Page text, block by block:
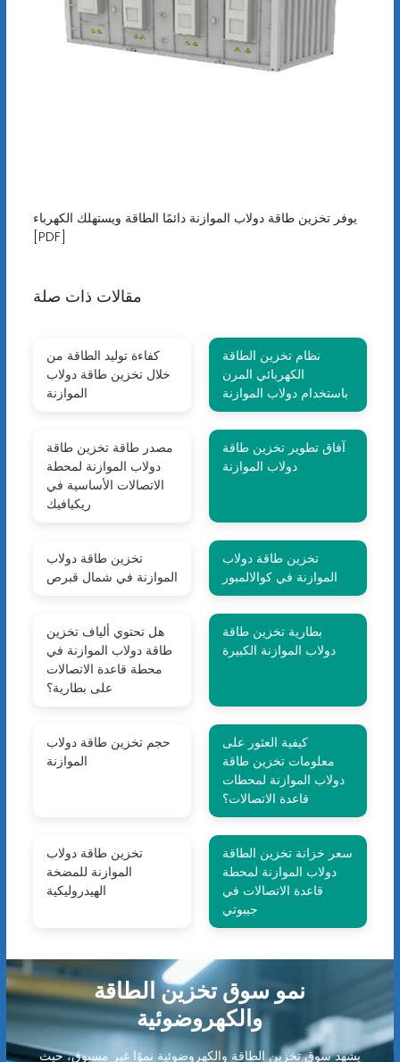
يوفر تخزين طاقة دولاب الموازنة دائمًا الطاقة ويستهلك الكهرباء
[PDF]
مقالات ذات صلة
كفاءة توليد الطاقة من
خلال تخزين طاقة دولاب
الموازنة
نظام تخزين الطاقة
الكهربائي المرن
باستخدام دولاب الموازنة
مصدر طاقة تخزين طاقة
دولاب الموازنة لمحطة
الاتصالات الأساسية في
ريكيافيك
آفاق تطوير تخزين طاقة
دولاب الموازنة
تخزين طاقة دولاب
الموازنة في شمال قبرص
تخزين طاقة دولاب
الموازنة في كوالالمبور
هل تحتوي ألياف تخزين
طاقة دولاب الموازنة في
محطة قاعدة الاتصالات
على بطارية؟
بطارية تخزين طاقة
دولاب الموازنة الكبيرة
حجم تخزين طاقة دولاب
الموازنة
كيفية العثور على
معلومات تخزين طاقة
دولاب الموازنة لمحطات
قاعدة الاتصالات؟
تخزين طاقة دولاب
الموازنة للمضخة
الهيدروليكية
سعر خزانة تخزين الطاقة
دولاب الموازنة لمحطة
قاعدة الاتصالات في
جيبوتي
نمو سوق تخزين الطاقة
والكهروضوئية
يشهد سوق تخزين الطاقة والكهروضوئية نموًا غير مسبوق، حيث